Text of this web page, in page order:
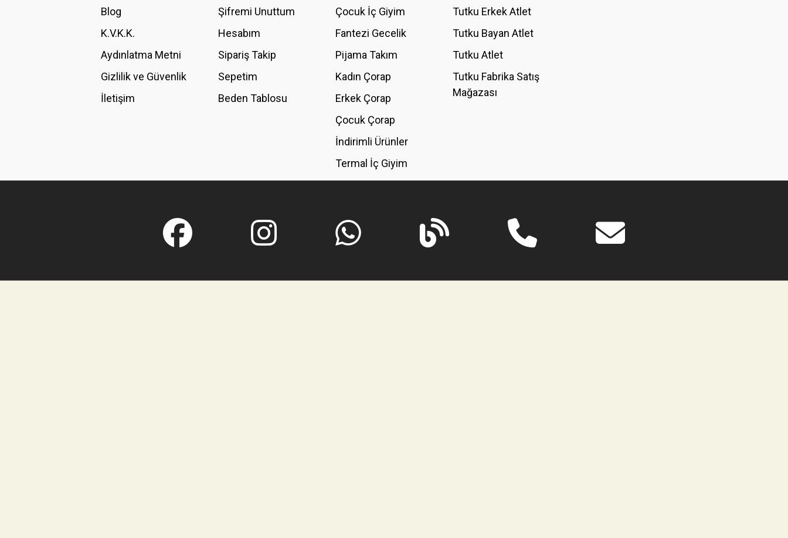
Ürün fiyatı diğer sitelerden daha pahalı.
Bu ürüne benzer farklı alternatifler olmalı.
Blog
K.V.K.K.
Aydınlatma Metni
Gizlilik ve Güvenlik
İletişim
Şifremi Unuttum
Hesabım
Sipariş Takip
Sepetim
Beden Tablosu
Çocuk İç Giyim
Fantezi Gecelik
Pijama Takım
Kadın Çorap
Erkek Çorap
Çocuk Çorap
İndirimli Ürünler
Termal İç Giyim
Tutku Erkek Atlet
Tutku Bayan Atlet
Tutku Atlet
Tutku Fabrika Satış
Mağazası